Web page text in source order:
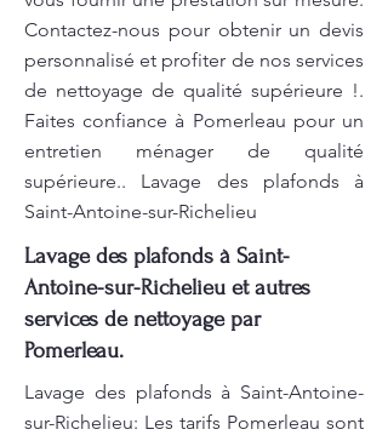
Contactez-nous pour obtenir un devis
personnalisé et profiter de nos services
de nettoyage de qualité supérieure !.
Faites confiance à Pomerleau pour un
entretien ménager de qualité
supérieure.. Lavage des plafonds à
Saint-Antoine-sur-Richelieu
Lavage des plafonds à Saint-
Antoine-sur-Richelieu et autres
services de nettoyage par
Pomerleau.
Lavage des plafonds à Saint-Antoine-
sur-Richelieu: Les tarifs Pomerleau sont